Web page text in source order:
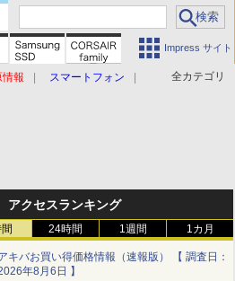
Impress サイト
全カテゴリ
情報 スマートフォン
アクセスランキング
24時間 1週間 1カ月
キバお買い得価格情報（速報版） 【 調査日：
年8月6日 】